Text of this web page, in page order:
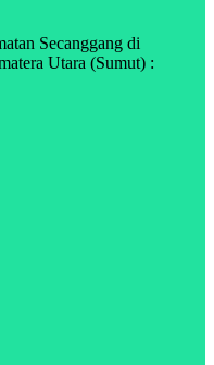
Secanggang di
Utara (Sumut) :